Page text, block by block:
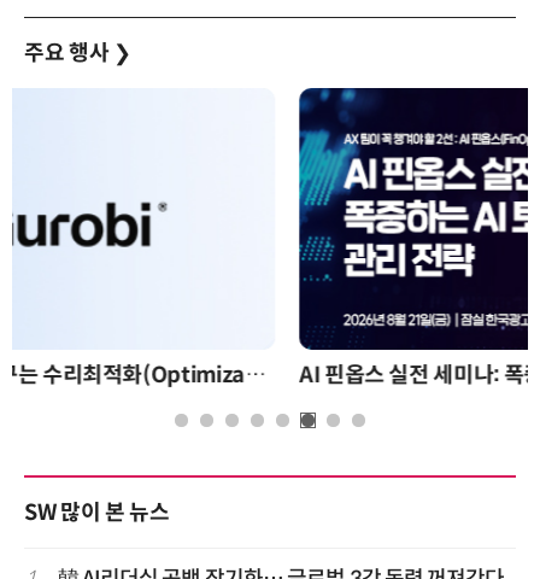
주요 행사 ❯
AI 핀옵스 실전 세미나: 폭증하는 AI 토큰 비용 관리 전략
SW 많이 본 뉴스